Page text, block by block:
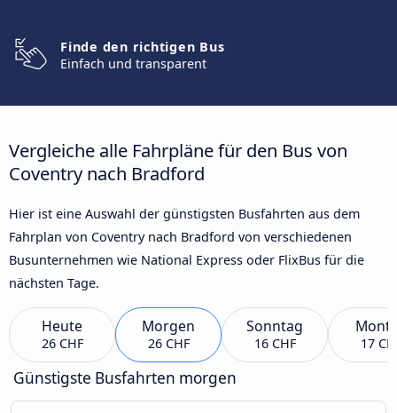
Finde den richtigen Bus
Einfach und transparent
Vergleiche alle Fahrpläne für den Bus von
Coventry nach Bradford
Hier ist eine Auswahl der günstigsten Busfahrten aus dem
Fahrplan von Coventry nach Bradford von verschiedenen
Busunternehmen wie National Express oder FlixBus für die
nächsten Tage.
Heute
26 CHF
Morgen
26 CHF
Sonntag
16 CHF 17
Günstigste Busfahrten morgen